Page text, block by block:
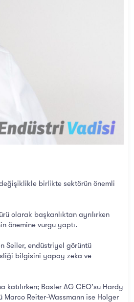
birlikte sektörün önemli
olarak başkanlıktan ayrılırken
önemine vurgu yaptı.
Seiler, endüstriyel görüntü
bilgisini yapay zeka ve
katılırken; Basler AG CEO'su Hardy
Marco Reiter-Wassmann ise Holger